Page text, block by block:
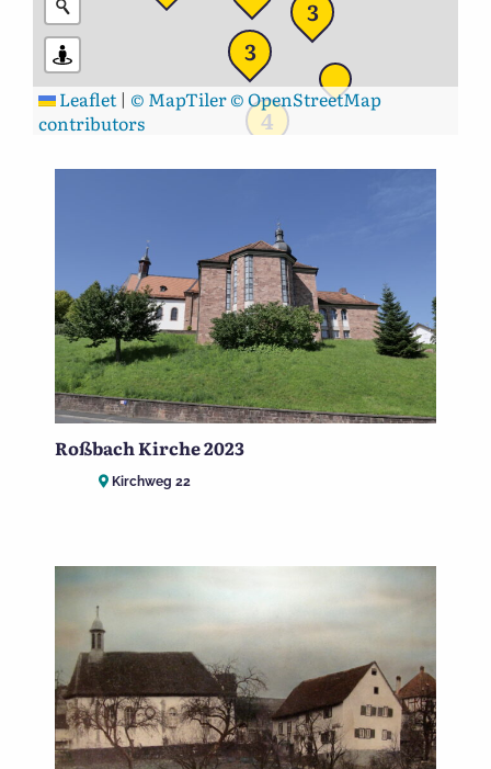
3
4
3
Leaflet | © MapTiler© OpenStreetMap
contributors
Roßbach Kirche 2023
Kirchweg 22